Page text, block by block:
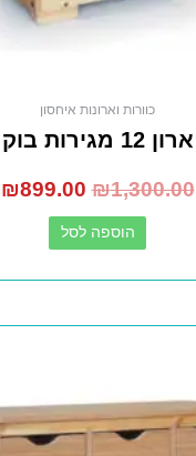
כוורות וארונות איחסון
ארון 12 מגירות בוק
₪1,300.00
₪899.00
הוספה לסל